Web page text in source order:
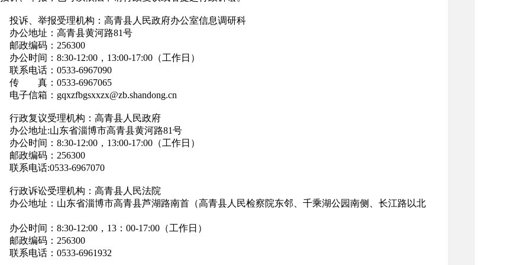
投诉、举报受理机构：高青县人民政府办公室信息调研科
办公地址：高青县黄河路81号
邮政编码：256300
办公时间：8:30-12:00，13:00-17:00（工作日）
联系电话：0533-6967090
传 真：0533-6967065
电子信箱：gqxzfbgsxxzx@zb.shandong.cn
行政复议受理机构：高青县人民政府
办公地址:山东省淄博市高青县黄河路81号
办公时间：8:30-12:00，13:00-17:00（工作日）
邮政编码：256300
联系电话:0533-6967070
行政诉讼受理机构：高青县人民法院
办公地址：山东省淄博市高青县芦湖路南首（高青县人民检察院东邻、千乘湖公园南侧、长江路以北
办公时间：8:30-12:00，13：00-17:00（工作日）
邮政编码：256300
联系电话：0533-6961932